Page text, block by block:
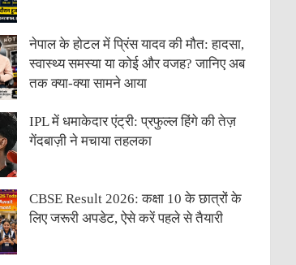
नेपाल के होटल में प्रिंस यादव की मौत: हादसा,
स्वास्थ्य समस्या या कोई और वजह? जानिए अब
तक क्या-क्या सामने आया
IPL में धमाकेदार एंट्री: प्रफुल्ल हिंगे की तेज़
गेंदबाज़ी ने मचाया तहलका
CBSE Result 2026: कक्षा 10 के छात्रों के
लिए जरूरी अपडेट, ऐसे करें पहले से तैयारी